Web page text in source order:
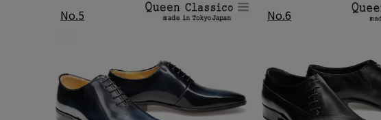
踏みつけ部分にラバーを採用。
ラバーには細かい溝を多数配置し路面への適応性に配慮